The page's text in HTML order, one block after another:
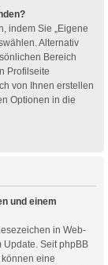
indem Sie „Eigene
Alternativ
Bereich
Profilseite
von Ihnen erstellen
Optionen in die
und einem
in Web-
Update. Seit phpBB
eine